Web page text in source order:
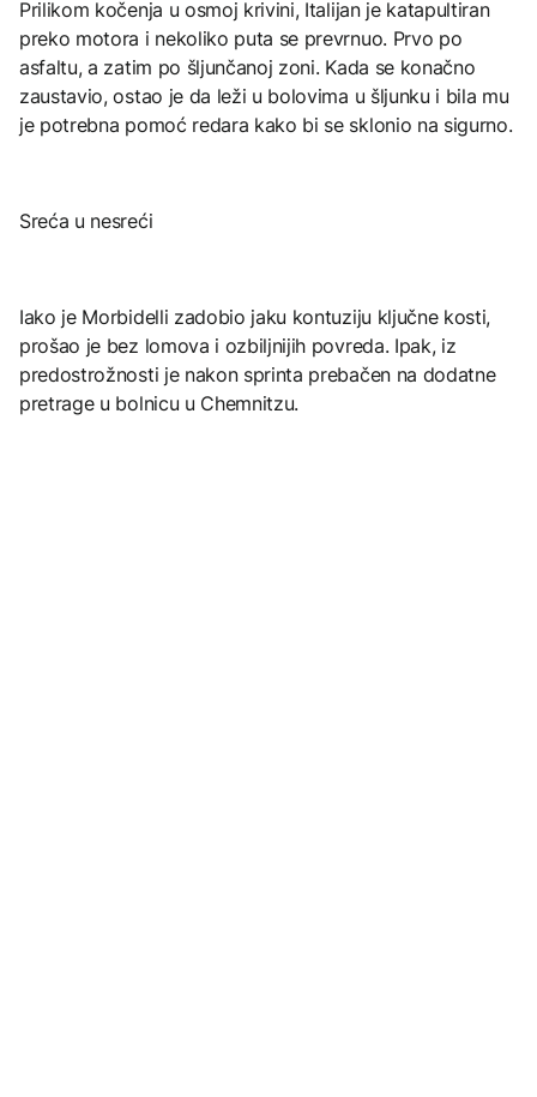
Prilikom kočenja u osmoj krivini, Italijan je katapultiran
preko motora i nekoliko puta se prevrnuo. Prvo po
asfaltu, a zatim po šljunčanoj zoni. Kada se konačno
zaustavio, ostao je da leži u bolovima u šljunku i bila mu
je potrebna pomoć redara kako bi se sklonio na sigurno.
Sreća u nesreći
Iako je Morbidelli zadobio jaku kontuziju ključne kosti,
prošao je bez lomova i ozbiljnijih povreda. Ipak, iz
predostrožnosti je nakon sprinta prebačen na dodatne
pretrage u bolnicu u Chemnitzu.